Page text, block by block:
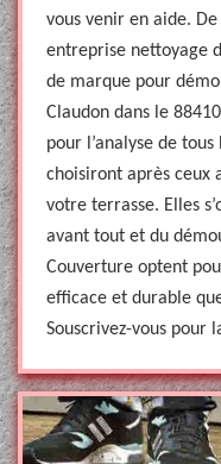
vous venir en aide.
entreprise nettoyage
de marque pour
Claudon dans le
pour l’analyse de
choisiront après ceux
votre terrasse. Elles
avant tout et du
Couverture optent
efficace et durable
Souscrivez-vous pour